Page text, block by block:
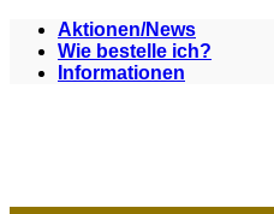
Zum
Inhalt
springen
Aktionen/News
Wie bestelle ich?
Informationen